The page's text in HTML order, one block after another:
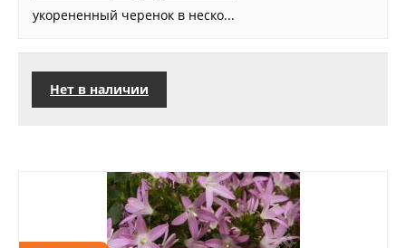
укорененный черенок в неско...
Нет в наличии